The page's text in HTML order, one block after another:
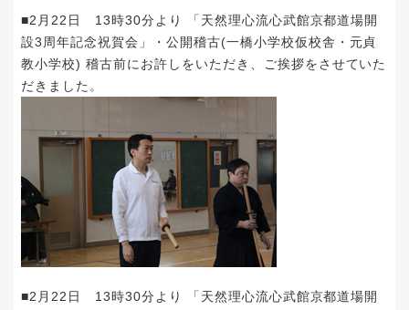
■2月22日 13時30分より 「天然理心流心武館京都道場開
設3周年記念祝賀会」・公開稽古(一橋小学校仮校舎・元貞
教小学校) 稽古前にお許しをいただき、ご挨拶をさせていた
だきました。
■2月22日 13時30分より 「天然理心流心武館京都道場開